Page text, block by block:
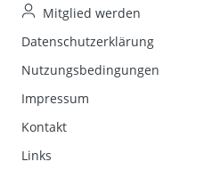
Mitglied werden
Datenschutzerklärung
Nutzungsbedingungen
Impressum
Kontakt
Links